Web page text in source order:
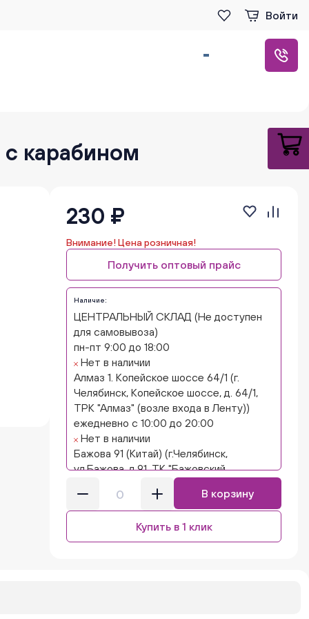
Войти
карабином
230 ₽
Внимание! Цена розничная!
Получить оптовый прайс
Наличие:
ЦЕНТРАЛЬНЫЙ СКЛАД (Не доступен
для самовывоза)
пн-пт 9:00 до 18:00
Нет в наличии
Алмаз 1. Копейское шоссе 64/1 (г.
Челябинск, Копейское шоссе, д. 64/1,
ТРК "Алмаз" (возле входа в Ленту))
ежедневно с 10:00 до 20:00
Нет в наличии
Бажова 91 (Китай) (г.Челябинск,
ул.Бажова, д.91, ТК "Бажовский,
островок "Кисло-сладкий Ниндзя")
ежедневно с 10:00 до 20:00
Нет в наличии
Бажова 91 Цветы (г. Челябинск,
ул.Бажова, д91/1 (на парковке))
В корзину
Купить в 1 клик